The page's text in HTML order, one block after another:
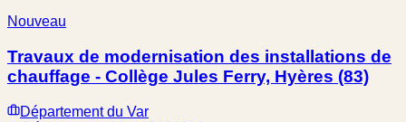
Nouveau
Travaux de modernisation des installations de
chauffage - Collège Jules Ferry, Hyères (83)
Département du Var